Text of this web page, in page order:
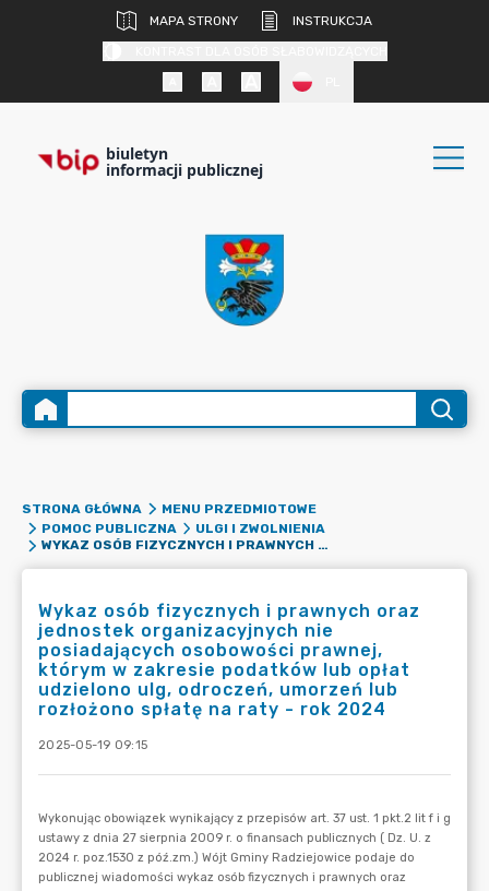
MAPA STRONY
INSTRUKCJA
biuletyn
informacji publicznej
STRONA GŁÓWNA
MENU PRZEDMIOTOWE
POMOC PUBLICZNA
ULGI I ZWOLNIENIA
WYKAZ OSÓB FIZYCZNYCH I PRAWNYCH ORAZ JEDNOSTEK ORGANIZACYJNYCH NIE POSIADAJĄCYCH OSOBOWOŚCI PRAWNEJ, KTÓRYM W ZAKRESIE PODATKÓW LUB OPŁAT UDZIELONO ULG, ODROCZEŃ, UMORZEŃ LUB ROZŁOŻONO SPŁATĘ NA RATY - ROK 2024
Wykaz osób fizycznych i prawnych oraz
jednostek organizacyjnych nie
posiadających osobowości prawnej,
którym w zakresie podatków lub opłat
udzielono ulg, odroczeń, umorzeń lub
rozłożono spłatę na raty - rok 2024
2025-05-19 09:15